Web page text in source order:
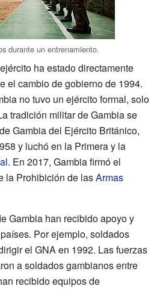
durante un entrenamiento.
ha estado directamente
el cambio de gobierno de 1994.
no tuvo un ejército formal, solo
tradición militar de Gambia se
Gambia del Ejército Británico,
y luchó en la Primera y la
. En 2017, Gambia firmó el
la Prohibición de lasArmas
Gambia han recibido apoyo y
Por ejemplo, soldados
el GNA en 1992. Las fuerzas
a soldados gambianos entre
recibido equipos de